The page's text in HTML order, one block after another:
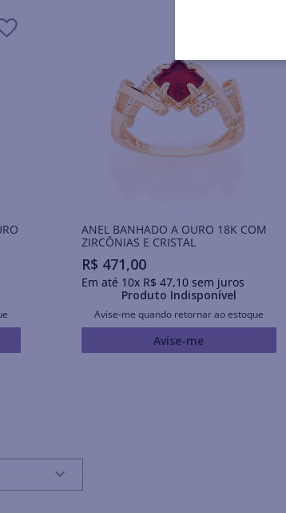
ANEL BANHADO A OURO 18K COM
ZIRCÔNIAS E CRISTAL
R$ 471,00
Em até 10x R$ 47,10sem juros
Produto Indisponível
Avise-me quando retornar ao estoque
Avise-me